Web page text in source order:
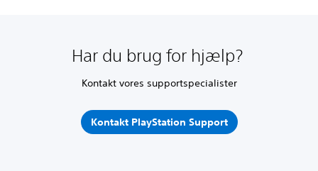
Har du brug for hjælp?
Kontakt vores supportspecialister
Kontakt PlayStation Support